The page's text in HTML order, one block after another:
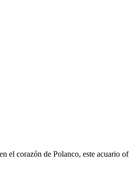
el corazón de Polanco, este acuario